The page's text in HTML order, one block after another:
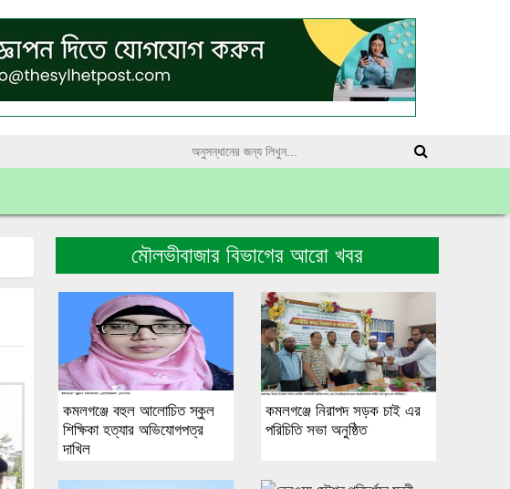
মৌলভীবাজার বিভাগের আরো খবর
কমলগঞ্জে বহুল আলোচিত স্কুল
শিক্ষিকা হত্যার অভিযোগপত্র
দাখিল
কমলগঞ্জে নিরাপদ সড়ক চাই এর
পরিচিতি সভা অনুষ্ঠিত